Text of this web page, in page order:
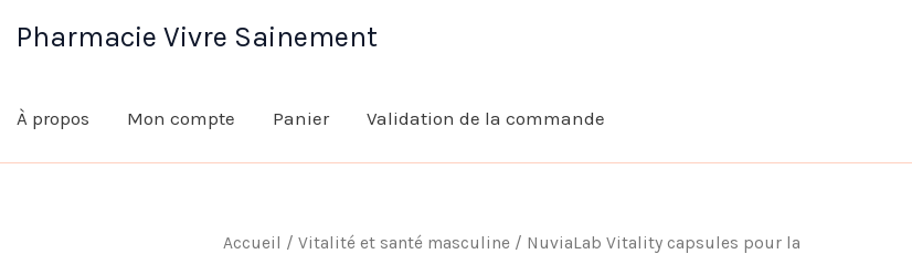
Pharmacie Vivre Sainement
À propos Mon compte Panier Validation de la commande
Accueil / Vitalité et santé masculine / NuviaLab Vitality capsules pour la